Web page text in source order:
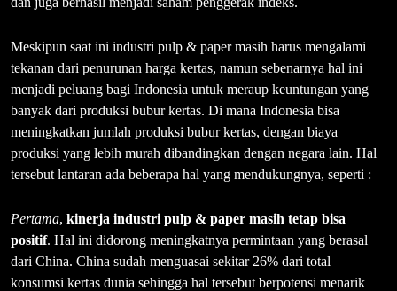
Meskipun saat ini industri pulp & paper masih harus mengalami
tekanan dari penurunan harga kertas, namun sebenarnya hal ini
menjadi peluang bagi Indonesia untuk meraup keuntungan yang
banyak dari produksi bubur kertas. Di mana Indonesia bisa
meningkatkan jumlah produksi bubur kertas, dengan biaya
produksi yang lebih murah dibandingkan dengan negara lain. Hal
tersebut lantaran ada beberapa hal yang mendukungnya, seperti :
Pertama, kinerja industri pulp & paper masih tetap bisa
positif. Hal ini didorong meningkatnya permintaan yang berasal
dari China. China sudah menguasai sekitar 26% dari total
konsumsi kertas dunia sehingga hal tersebut berpotensi menarik